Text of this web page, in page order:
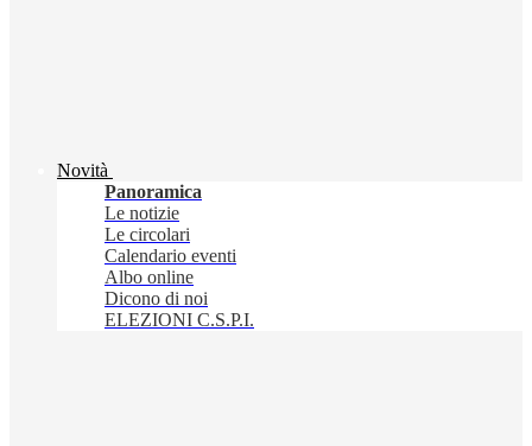
Novità
Panoramica
Le notizie
Le circolari
Calendario eventi
Albo online
Dicono di noi
ELEZIONI C.S.P.I.